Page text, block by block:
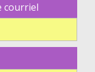
courriel